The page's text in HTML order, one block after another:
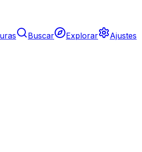
Buscar Explorar Ajustes